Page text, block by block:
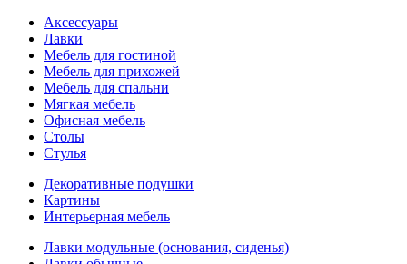
Аксессуары
Лавки
Мебель для гостиной
Мебель для прихожей
Мебель для спальни
Мягкая мебель
Офисная мебель
Столы
Стулья
Декоративные подушки
Картины
Интерьерная мебель
Лавки модульные (основания, сиденья)